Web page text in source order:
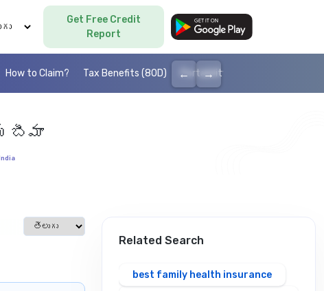
Language
Get Free Credit
Report
How to Claim? Tax Benefits (80D) Portability
← →
బీమా
Select language
Related Search
best family health insurance